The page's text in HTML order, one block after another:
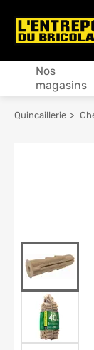
Nos
magasins
Quincaillerie